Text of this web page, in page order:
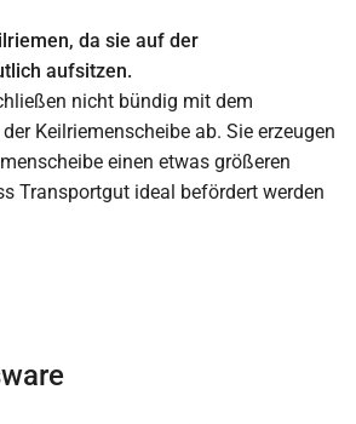
da sie auf der
aufsitzen.
nicht bündig mit dem
Keilriemenscheibe ab. Sie erzeugen
einen etwas größeren
Transportgut ideal befördert werden